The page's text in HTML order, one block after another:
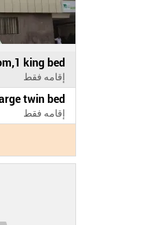
king bed
إقامه فقط
الدفع
الفندق
twin bed
إقامه فقط
الدفع
الفندق